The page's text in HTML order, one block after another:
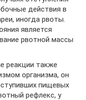
действия в
иногда рвоты.
является
рвотной массы
реакции также
организма, он
пищевых
рефлекс, у